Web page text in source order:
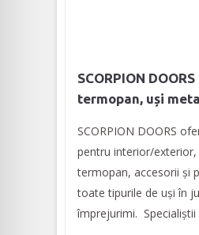
SCORPION
termopan, uși
SCORPION DOORS
pentru interior/exterior,
termopan, accesorii și
toate tipurile de uși în
împrejurimi. Specialiştii